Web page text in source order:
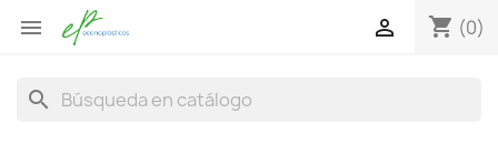
 shopping_cart (0)

search